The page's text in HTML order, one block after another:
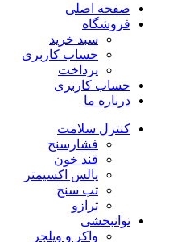
صفحه اصلی
فروشگاه
سبد خرید
حساب کاربری
پرداخت
حساب کاربری
درباره ما
کنترل سلامت
فشارسنج
قند خون
پالس اکسیمتر
تب سنج
ترازو
توانبخشی
واکر و ویلچر